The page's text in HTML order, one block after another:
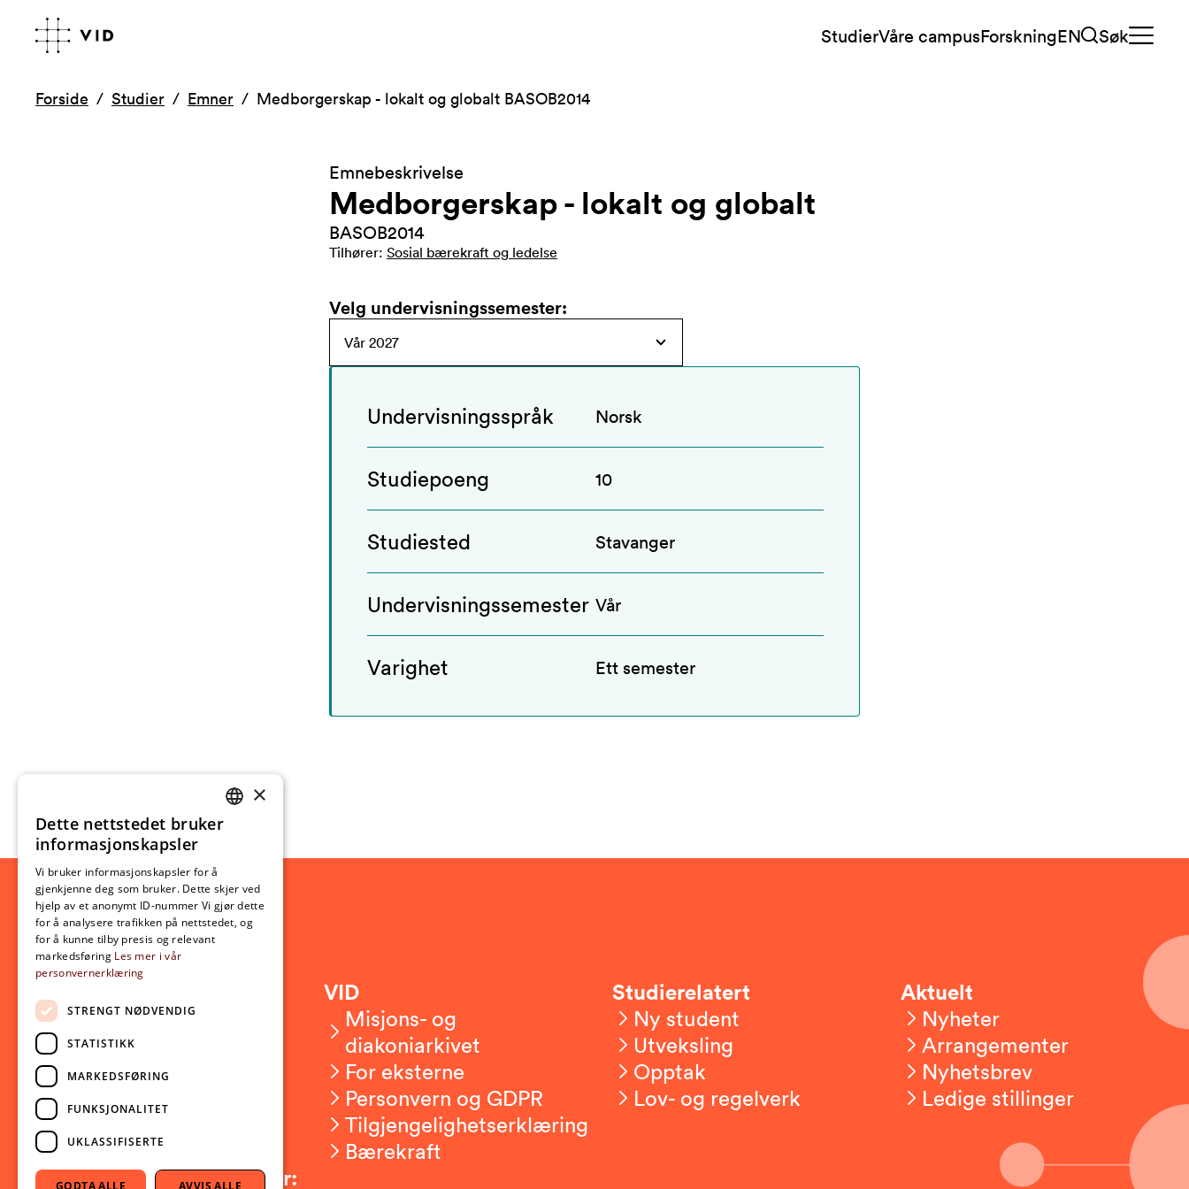
StudierVåre campusForskningEN Søk
Forside Studier Emner Medborgerskap - lokalt og globalt BASOB2014
Emnebeskrivelse
Medborgerskap - lokalt og globalt
BASOB2014
Tilhører: Sosial bærekraft og ledelse
Velg undervisningssemester:
Undervisningsspråk Norsk
Studiepoeng 10
Studiested Stavanger
Undervisningssemester Vår
Varighet Ett semester
Kontakt oss
Om VID
Ansatte
Presserom
Sikkerhet og beredskap
VID
Misjons- og
diakoniarkivet
For eksterne
Personvern og GDPR
Tilgjengelighetserklæring
Bærekraft
Studierelatert
Ny student
Utveksling
Opptak
Lov- og regelverk
Aktuelt
Nyheter
Arrangementer
Nyhetsbrev
Ledige stillinger
Følg oss på sosiale medier:
NORWEGIAN
×
Dette nettstedet bruker
informasjonskapsler
Vi bruker informasjonskapsler for å
gjenkjenne deg som bruker. Dette skjer ved
hjelp av et anonymt ID-nummer Vi gjør dette
for å analysere trafikken på nettstedet, og
for å kunne tilby presis og relevant
markedsføring Les mer i vår
personvernerklæring
STRENGT NØDVENDIG
STATISTIKK
MARKEDSFØRING
FUNKSJONALITET
UKLASSIFISERTE
GODTA ALLE AVVIS ALLE